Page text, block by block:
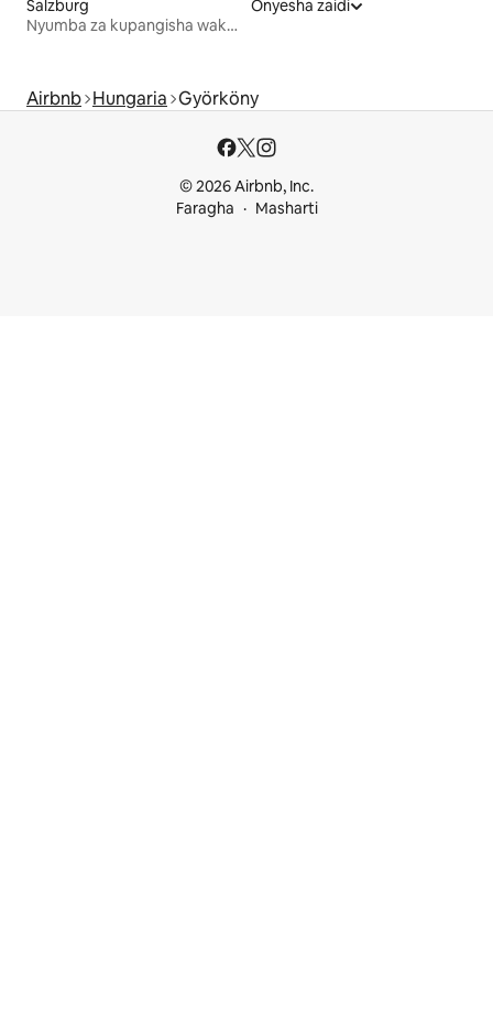
Salzburg
Nyumba za kupangisha wakati wa likizo
Onyesha zaidi
Airbnb Hungaria Györköny
© 2026 Airbnb, Inc.
Faragha
Masharti